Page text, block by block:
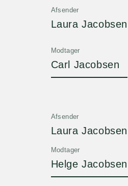
Afsender
Laura Jacobsen
Modtager
Carl Jacobsen
Afsender
Laura Jacobsen
Modtager
Helge Jacobsen